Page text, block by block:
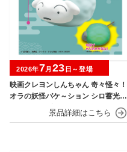
映画クレヨンしんちゃん 奇々怪々！
オラの妖怪バケ～ション シロ蓄光シ
リコンフィギュア
2026年7月 23 日～登場